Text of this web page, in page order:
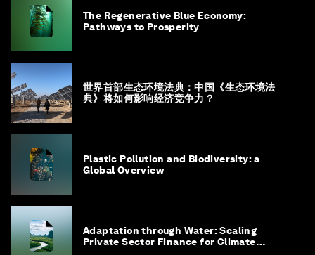
The Regenerative Blue Economy:
Pathways to Prosperity
世界首部生态环境法典：中国《生态环境法
典》将如何影响经济竞争力？
Plastic Pollution and Biodiversity: a
Global Overview
Adaptation through Water: Scaling
Private Sector Finance for Climate